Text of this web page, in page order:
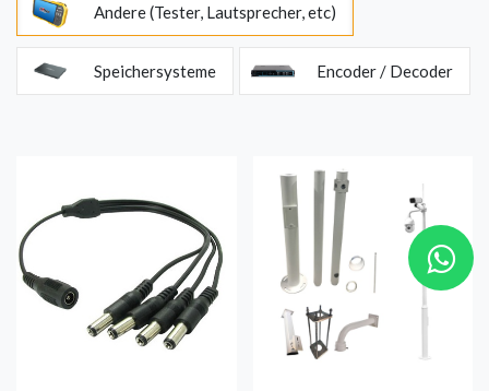
Andere (Tester, Lautsprecher, etc)
Speichersysteme Encoder / Decoder